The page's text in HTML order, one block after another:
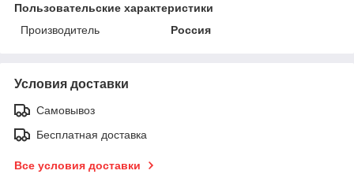
Пользовательские характеристики
Производитель
Россия
Условия доставки
Самовывоз
Бесплатная доставка
Все условия доставки